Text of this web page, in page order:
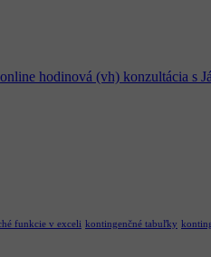
hodinová (vh) konzultácia s
funkcie v exceli kontingenčné tabuľky